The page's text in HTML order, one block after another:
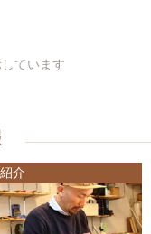
ています
介